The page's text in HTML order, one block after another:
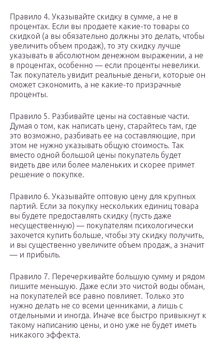
Правило 4. Указывайте скидку в сумме, а не в
процентах. Если вы продаете какие-то товары со
скидкой (а вы обязательно должны это делать, чтобы
увеличить объем продаж), то эту скидку лучше
указывать в абсолютном денежном выражении, а не
в процентах, особенно — если проценты невелики.
Так покупатель увидит реальные деньги, которые он
сможет сэкономить, а не какие-то призрачные
проценты.
Правило 5. Разбивайте цены на составные части.
Думая о том, как написать цену, старайтесь там, где
это возможно, разбивать ее на составляющие, при
этом не нужно указывать общую стоимость. Так
вместо одной большой цены покупатель будет
видеть две или более маленьких и скорее примет
решение о покупке.
Правило 6. Указывайте оптовую цену для крупных
партий. Если за покупку нескольких единиц товара
вы будете предоставлять скидку (пусть даже
несущественную) — покупателям психологически
захочется купить больше, чтобы эту скидку получить,
и вы существенно увеличите объем продаж, а значит
— и прибыль.
Правило 7. Перечеркивайте большую сумму и рядом
пишите меньшую. Даже если это чистой воды обман,
на покупателей все равно повлияет. Только это
нужно делать не со всеми ценниками, а лишь с
отдельными и иногда. Иначе все быстро привыкнут к
такому написанию цены, и оно уже не будет иметь
никакого эффекта.